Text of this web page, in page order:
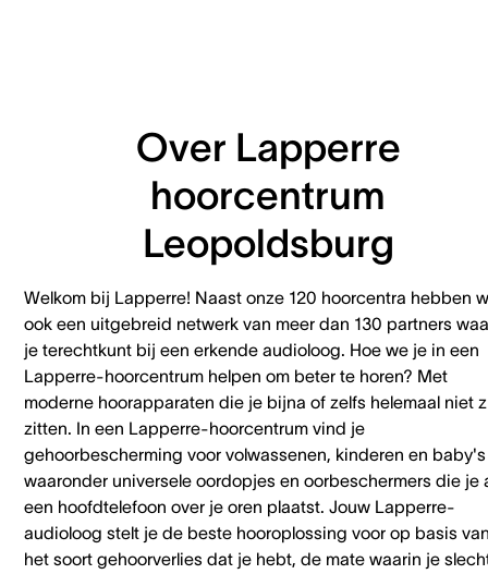
Over Lapperre
hoorcentrum
Leopoldsburg
Welkom bij Lapperre! Naast onze 120 hoorcentra hebben
ook een uitgebreid netwerk van meer dan 130 partners
je terechtkunt bij een erkende audioloog. Hoe we je in een
Lapperre-hoorcentrum helpen om beter te horen? Met
moderne hoorapparaten die je bijna of zelfs helemaal niet
zitten. In een Lapperre-hoorcentrum vind je
gehoorbescherming voor volwassenen, kinderen en baby's
waaronder universele oordopjes en oorbeschermers die je
een hoofdtelefoon over je oren plaatst. Jouw Lapperre-
audioloog stelt je de beste hooroplossing voor op basis
het soort gehoorverlies dat je hebt, de mate waarin je